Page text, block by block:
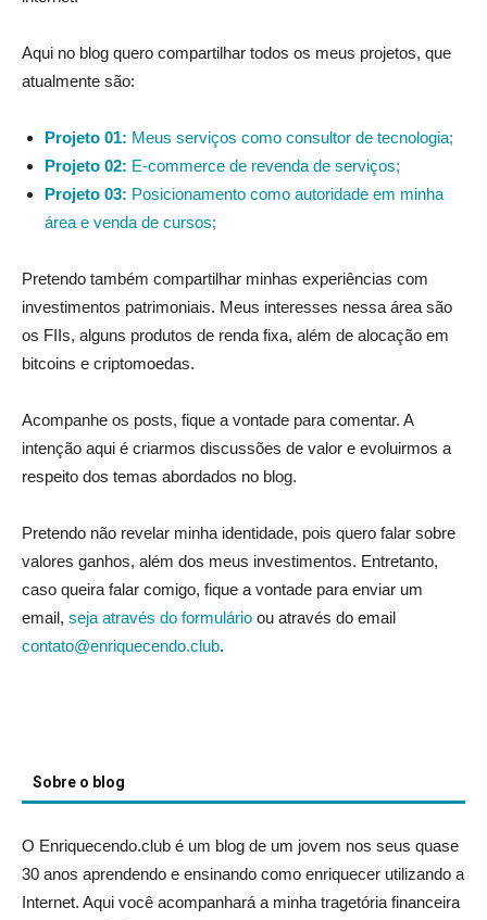
Aqui no blog quero compartilhar todos os meus projetos, que
atualmente são:
Projeto 01: Meus serviços como consultor de tecnologia;
Projeto 02: E-commerce de revenda de serviços;
Projeto 03: Posicionamento como autoridade em minha
área e venda de cursos;
Pretendo também compartilhar minhas experiências com
investimentos patrimoniais. Meus interesses nessa área são
os FIIs, alguns produtos de renda fixa, além de alocação em
bitcoins e criptomoedas.
Acompanhe os posts, fique a vontade para comentar. A
intenção aqui é criarmos discussões de valor e evoluirmos a
respeito dos temas abordados no blog.
Pretendo não revelar minha identidade, pois quero falar sobre
valores ganhos, além dos meus investimentos. Entretanto,
caso queira falar comigo, fique a vontade para enviar um
email, seja através do formulário ou através do email
contato@enriquecendo.club.
Sobre o blog
O Enriquecendo.club é um blog de um jovem nos seus quase
30 anos aprendendo e ensinando como enriquecer utilizando a
Internet. Aqui você acompanhará a minha tragetória financeira